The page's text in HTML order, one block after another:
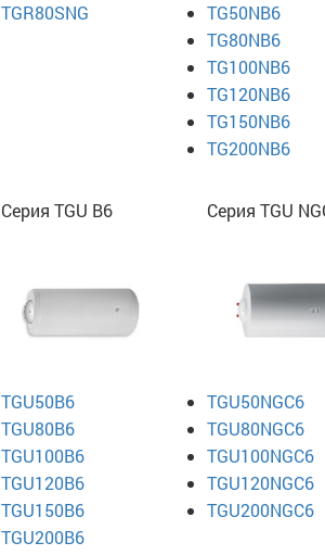
TGR80SNG
TG50NB6
TG80NB6
TG100NB6
TG120NB6
TG150NB6
TG200NB6
Серия TGU B6
TGU50B6
TGU80B6
TGU100B6
TGU120B6
TGU150B6
TGU200B6
Серия TGU
TGU50NGC6
TGU80NGC6
TGU100NGC6
TGU120NGC6
TGU200NGC6